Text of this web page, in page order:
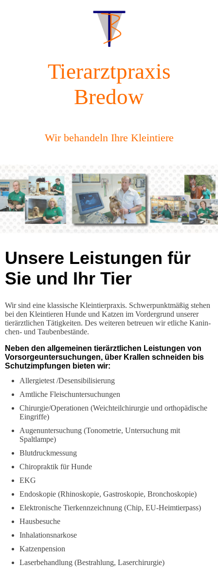
Tierarztpraxis
Bredow
Wir behandeln Ihre Kleintiere
Unsere Leistungen für
Sie und Ihr Tier
Wir sind eine klassische Kleintierpraxis. Schwerpunktmä­ßig stehen
bei den Kleintieren Hunde und Katzen im Vor­dergrund unserer
tierärztlichen Tätigkeiten. Des weiteren betreuen wir etliche Kanin­
chen- und Taubenbestände.
Neben den allgemeinen tierärztlichen Leistungen von
Vorsorgeuntersuchungen, über Krallen schneiden bis
Schutzimpfungen bieten wir:
Allergietest /Desensibilisierung
Amtliche Fleischuntersuchungen
Chirurgie/Operationen (Weichteilchirurgie und orthopädische
Eingriffe)
Augenuntersuchung (Tonometrie, Untersuchung mit
Spaltlampe)
Blutdruckmessung
Chiropraktik für Hunde
EKG
Endoskopie (Rhinoskopie, Gastroskopie, Bronchoskopie)
Elektronische Tierkennzeichnung (Chip, EU-Heimtierpass)
Hausbesuche
Inhalationsnarkose
Katzenpension
Laserbehandlung (Bestrahlung, Laserchirurgie)